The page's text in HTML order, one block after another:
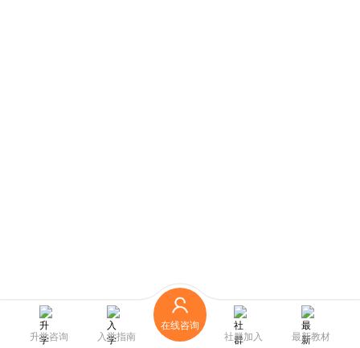
升学咨询 入学指南
在线咨询
社群加入
最新教材